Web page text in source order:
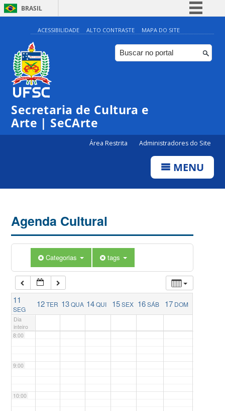
BRASIL
Simplifique!
Comunica BR
Participe
ACESSIBILIDADE ALTO CONTRASTE MAPA DO SITE
Secretaria de Cultura e
Arte | SeCArte
Área Restrita Administradores do Site
MENU
Agenda Cultural
Categorias tags
11
SEG
12TER 13QUA 14QUI 15SEX 16SÁB 17 DOM
Dia
inteiro
0:00
1:00
5:00
6:00
7:00
8:00
9:00
10:00